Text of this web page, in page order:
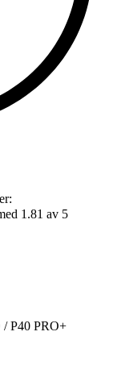
1.81 av 5
P40 PRO+